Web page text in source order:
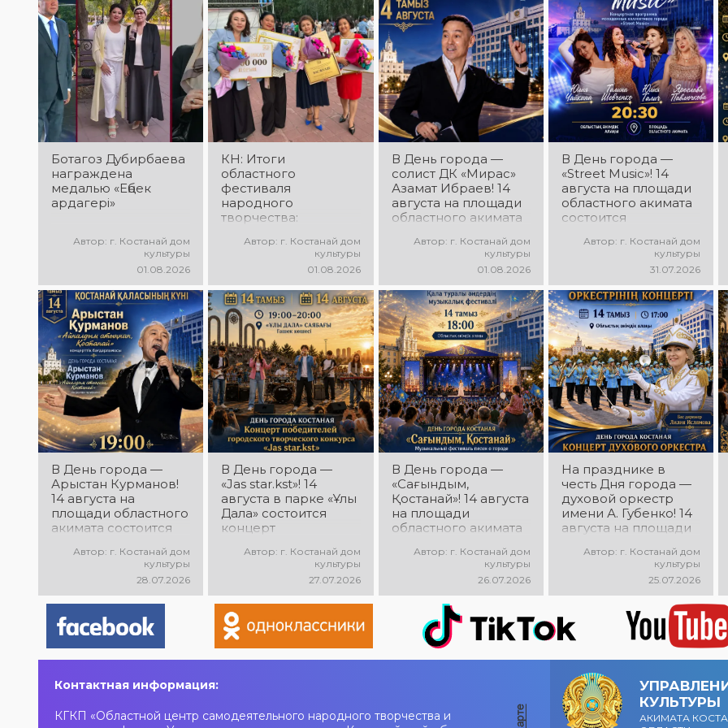
вокалистов! Вас
ждут яркие
выступления лучших
исполнителей,
незабываемые
эмоции и особая
праздничная
атмосфера!
проекта «Даму бала»!
Вас ждут яркие
выступления юных
талантов,
прекрасные песни,
зажигательные
танцы и
праздничное
настроение!
ансамбля — Шамиль
Фахрутдинов. Вас
ждут зрелищные
хореографические
постановки, яркие
образы,
зажигательные
ритмы и
праздничное
настроение!
ритмы, мощная
энергия и яркие
эмоции!
Ботагоз Дубирбаева
награждена
медалью «Еңбек
ардагері»
Автор: г. Костанай дом
культуры
01.08.2026
КН: Итоги
областного
фестиваля
народного
творчества:
Автор: г. Костанай дом
культуры
01.08.2026
В День города —
солист ДК «Мирас»
Азамат Ибраев! 14
августа на площади
областного акимата
концертная
программа Азамата
Ибраева! Вас ждут
любимые песни,
яркое выступление,
мощная энергия и
праздничное
настроение!
Автор: г. Костанай дом
культуры
01.08.2026
В День города —
«Street Music»! 14
августа на площади
областного акимата
состоится
программа
коллективов города
«Street Music»! Вас
ждут современная
музыка, яркие
выступления,
мощная энергия и
праздничное
настроение!
Автор: г. Костанай дом
культуры
31.07.2026
В День города —
Арыстан Курманов!
14 августа на
площади областного
акимата состоится
программа
«Айналдым атыңнан,
Қостанай»! Вас ждут
любимые песни,
и праздничное
Автор: г. Костанай дом
культуры
28.07.2026
В День города —
«Jas star.kst»! 14
августа в парке «Ұлы
Дала» состоится
концерт
городского
конкурса «Jas
star.kst»! Вас ждут
яркие выступления
молодых талантов,
современные песни,
мощная энергия и
Автор: г. Костанай дом
культуры
27.07.2026
В День города —
«Сағындым,
Қостанай»! 14 августа
на площади
областного акимата
музыкальный
фестиваль песен о
городе «Сағындым,
Қостанай»! Вас ждут
прекрасные песни о
родном городе,
яркие выступления и
праздничная
Автор: г. Костанай дом
культуры
26.07.2026
На празднике в
честь Дня города —
духовой оркестр
имени А. Губенко! 14
августа на площади
состоится
концерт оркестра.
Главный дирижёр —
Лилия Ислямова. Вас
ждут живая музыка,
яркие выступления и
праздничное
настроение!
Автор: г. Костанай дом
культуры
25.07.2026
Контактная информация:
КГКП «Областной центр самодеятельного народного творчества и
КУЛЬТУРЫ
АКИМАТА